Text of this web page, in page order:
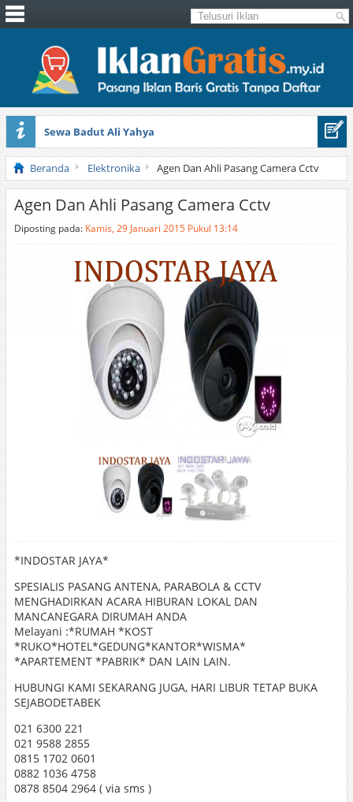
Sewa Badut Ali Yahya
Honda Brio 1.3 E AT CBU 2012 Putih
Beranda
Elektronika Agen Dan Ahli Pasang Camera Cctv
Agen Dan Ahli Pasang Camera Cctv
Diposting pada: Kamis, 29 Januari 2015 Pukul 13:14
*INDOSTAR JAYA*
SPESIALIS PASANG ANTENA, PARABOLA & CCTV
MENGHADIRKAN ACARA HIBURAN LOKAL DAN
MANCANEGARA DIRUMAH ANDA
Melayani :*RUMAH *KOST
*RUKO*HOTEL*GEDUNG*KANTOR*WISMA*
*APARTEMENT *PABRIK* DAN LAIN LAIN.
HUBUNGI KAMI SEKARANG JUGA, HARI LIBUR TETAP BUKA
SEJABODETABEK
021 6300 221
021 9588 2855
0815 1702 0601
0882 1036 4758
0878 8504 2964 ( via sms )